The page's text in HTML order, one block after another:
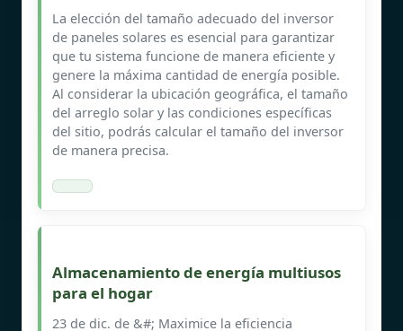
La elección del tamaño adecuado del inversor
de paneles solares es esencial para garantizar
que tu sistema funcione de manera eficiente y
genere la máxima cantidad de energía posible.
Al considerar la ubicación geográfica, el tamaño
del arreglo solar y las condiciones específicas
del sitio, podrás calcular el tamaño del inversor
de manera precisa.
Almacenamiento de energía multiusos
para el hogar
23 de dic. de &#; Maximice la eficiencia